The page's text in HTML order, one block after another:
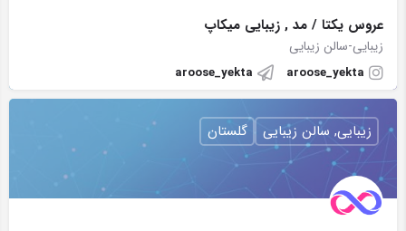
عروس یکتا / مد , زیبایی میکاپ
زیبایی-سالن زیبایی
aroose_yekta
aroose_yekta
زیبایی, سالن زیبایی گلستان